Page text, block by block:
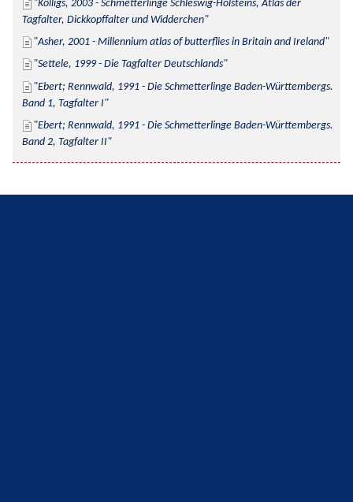
Kolligs, 2003 - Schmetterlinge Schleswig-Holsteins, Atlas der
Tagfalter, Dickkopffalter und Widderchen
Asher, 2001 - Millennium atlas of butterflies in Britain and Ireland
Settele, 1999 - Die Tagfalter Deutschlands
Ebert; Rennwald, 1991 - Die Schmetterlinge Baden-Württembergs.
Band 1, Tagfalter I
Ebert; Rennwald, 1991 - Die Schmetterlinge Baden-Württembergs.
Band 2, Tagfalter II